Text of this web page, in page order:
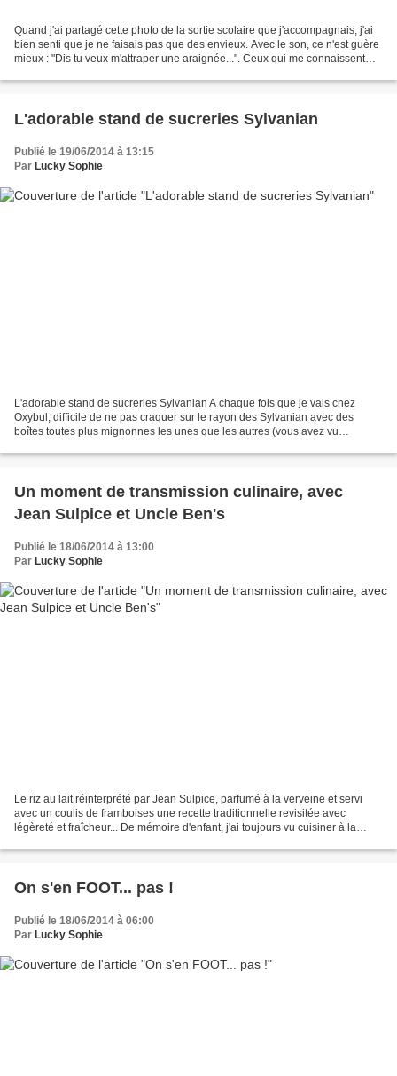
Quand j'ai partagé cette photo de la sortie scolaire que j'accompagnais, j'ai
bien senti que je ne faisais pas que des envieux. Avec le son, ce n'est guère
mieux : "Dis tu veux m'attraper une araignée...". Ceux qui me connaissent
L'adorable stand de sucreries Sylvanian
Publié le 19/06/2014 à 13:15
Par Lucky Sophie
L'adorable stand de sucreries Sylvanian A chaque fois que je vais chez
Oxybul, difficile de ne pas craquer sur le rayon des Sylvanian avec des
boîtes toutes plus mignonnes les unes que les autres (vous avez vu
Un moment de transmission culinaire, avec
Jean Sulpice et Uncle Ben's
Publié le 18/06/2014 à 13:00
Par Lucky Sophie
Le riz au lait réinterprété par Jean Sulpice, parfumé à la verveine et servi
avec un coulis de framboises une recette traditionnelle revisitée avec
légèreté et fraîcheur... De mémoire d'enfant, j'ai toujours vu cuisiner à la
On s'en FOOT... pas !
Publié le 18/06/2014 à 06:00
Par Lucky Sophie